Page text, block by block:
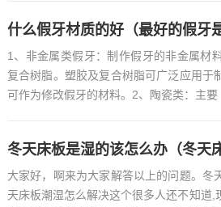
什么假牙材质的好（最好的假牙
1、非金属类假牙：制作假牙的非金属材
复合树脂。塑胶及复合树脂可广泛应用于
可作为修改假牙的材料。2、陶瓷类：主要
冬天床板是湿的该怎么办（冬天
大家好，啊来为大家解答以上的问题。冬
天床板潮湿怎么解决这个很多人还不知道,